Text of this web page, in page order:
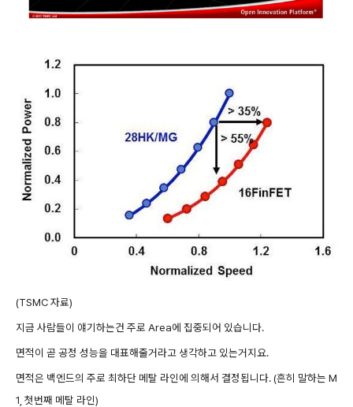
(TSMC 자료)
지금 사람들이 얘기하는건 주로 Area에 집중되어 있습니다.
면적이 곧 공정 성능을 대표해줄거라고 생각하고 있는거지요.
면적은 백엔드의 주로 최하단 메탈 라인에 의해서 결정됩니다. (흔히 말하는 M
1, 첫번째 메탈 라인)